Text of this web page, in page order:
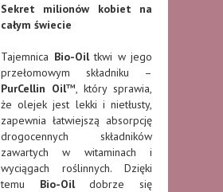
Sekret milionów kobiet na
całym świecie
Tajemnica Bio-Oiltkwi w jego
przełomowym składniku –
PurCellin Oil™, który sprawia,
że olejek jest lekki i nietłusty,
zapewnia łatwiejszą absorpcję
drogocennych składników
zawartych w witaminach i
wyciągach roślinnych. Dzięki
temu Bio-Oildobrze się